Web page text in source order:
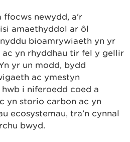
ffocws newydd, a'r
amaethyddol ar ôl
bioamrywiaeth yn yr
yn rhyddhau tir fel y gellir
yr un modd, bydd
ac ymestyn
i niferoedd coed a
yn storio carbon ac yn
ecosystemau, tra’n cynnal
bwyd.